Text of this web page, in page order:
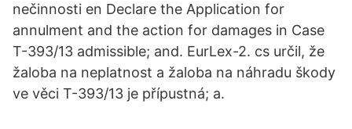
nečinnosti en Declare the Application for
annulment and the action for damages in Case
T-393/13 admissible; and. EurLex-2. cs určil, že
žaloba na neplatnost a žaloba na náhradu škody
ve věci T-393/13 je přípustná; a.